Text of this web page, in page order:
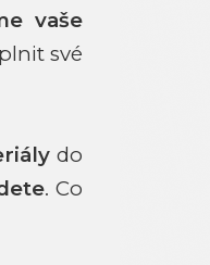
vaše
své
do
. Co